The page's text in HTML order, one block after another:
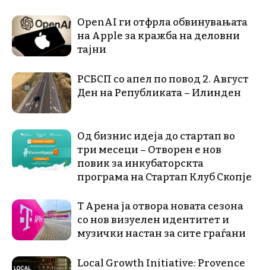
OpenAI ги отфрла обвинувањата
на Apple за кражба на деловни
тајни
РСБСП со апел по повод 2. Август
Ден на Републиката – Илинден
Од бизнис идеја до стартап во
три месеци – Отворен е нов
повик за инкубаторскта
програма на Стартап Клуб Скопје
Т Арена ја отвора новата сезона
со нов визуелен идентитет и
музички настан за сите граѓани
Local Growth Initiative: Provence